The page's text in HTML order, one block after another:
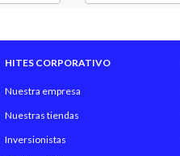
HITES CORPORATIVO
Nuestra empresa
Nuestras tiendas
Inversionistas